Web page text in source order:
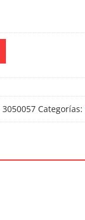
3050057 Categorías: